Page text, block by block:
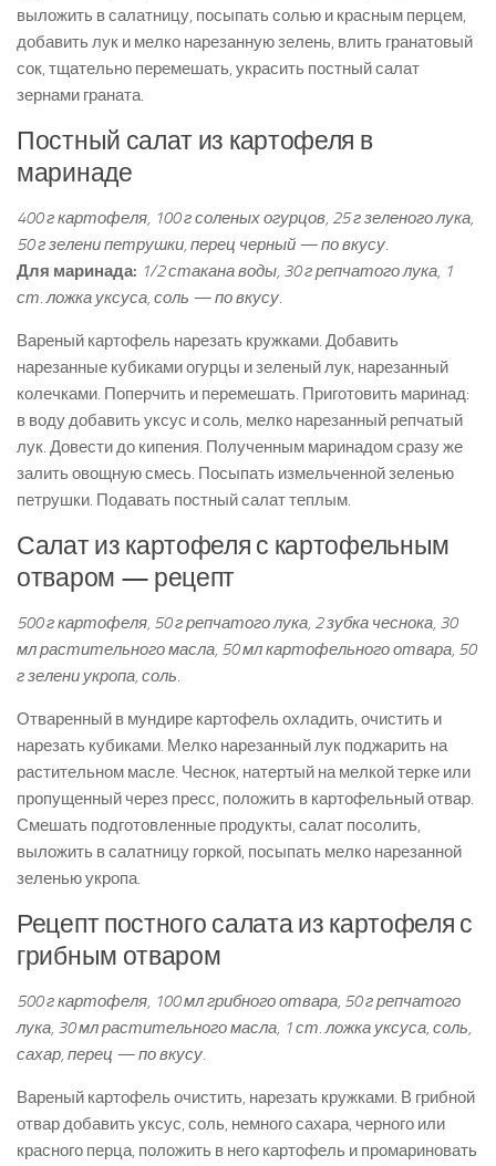
выложить в салатницу, посыпать солью и красным перцем,
добавить лук и мелко нарезанную зелень, влить гранатовый
сок, тщательно перемешать, украсить постный салат
зернами граната.
Постный салат из картофеля в
маринаде
400 г картофеля, 100 г соленых огурцов, 25 г зеленого лука,
50 г зелени петрушки, перец черный — по вкусу.
Для маринада: 1/2 стакана воды, 30 г репчатого лука, 1
ст. ложка уксуса, соль — по вкусу.
Вареный картофель нарезать кружками. Добавить
нарезанные кубиками огурцы и зеленый лук, нарезанный
колечками. Поперчить и перемешать. Приготовить маринад:
в воду добавить уксус и соль, мелко нарезанный репчатый
лук. Довести до кипения. Полученным маринадом сразу же
залить овощную смесь. Посыпать измельченной зеленью
петрушки. Подавать постный салат теплым.
Салат из картофеля с картофельным
отваром — рецепт
500 г картофеля, 50 г репчатого лука, 2 зубка чеснока, 30
мл растительного масла, 50 мл картофельного отвара, 50
г зелени укропа, соль.
Отваренный в мундире картофель охладить, очистить и
нарезать кубиками. Мелко нарезанный лук поджарить на
растительном масле. Чеснок, натертый на мелкой терке или
пропущенный через пресс, положить в картофельный отвар.
Смешать подготовленные продукты, салат посолить,
выложить в салатницу горкой, посыпать мелко нарезанной
зеленью укропа.
Рецепт постного салата из картофеля с
грибным отваром
500 г картофеля, 100 мл грибного отвара, 50 г репчатого
лука, 30 мл растительного масла, 1 ст. ложка уксуса, соль,
сахар, перец — по вкусу.
Вареный картофель очистить, нарезать кружками. В грибной
отвар добавить уксус, соль, немного сахара, черного или
красного перца, положить в него картофель и промариновать